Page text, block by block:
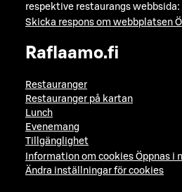
respektive restaurangs webbsida:
Skicka respons om webbplatsen
Raflaamo.fi
Restauranger
Restauranger på kartan
Lunch
Evenemang
Tillgänglighet
Information om cookies Öppnas i
Ändra inställningar för cookies